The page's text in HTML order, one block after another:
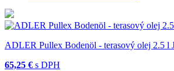
ADLER Pullex Bodenöl - terasový olej 2.5 l
65,25 € s DPH